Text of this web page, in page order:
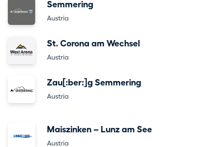
Semmering
Austria
St. Corona am Wechsel
Austria
Zau[:ber:]g Semmering
Austria
Maiszinken – Lunz am See
Austria